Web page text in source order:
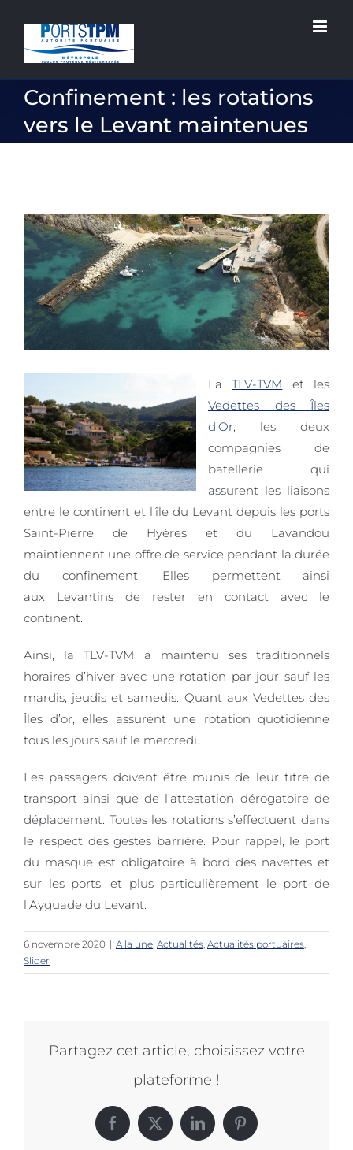
contenu
Confinement : les rotations
vers le Levant maintenues
Voir
l'image
agrandie
LaTLV-TVM et les
Vedettes des Îles
d’Or, les deux
compagnies de
batellerie qui
assurent les liaisons
entre le continent et l’île du Levant depuis les ports
Saint-Pierre de Hyères et du Lavandou
maintiennent une offre de service pendant la durée
du confinement. Elles permettent ainsi
aux Levantins de rester en contact avec le
continent.
Ainsi, la TLV-TVM a maintenu ses traditionnels
horaires d’hiver avec une rotation par jour sauf les
mardis, jeudis et samedis. Quant aux Vedettes des
Îles d’or, elles assurent une rotation quotidienne
tous les jours sauf le mercredi.
Les passagers doivent être munis de leur titre de
transport ainsi que de l’attestation dérogatoire de
déplacement. Toutes les rotations s’effectuent dans
le respect des gestes barrière. Pour rappel, le port
du masque est obligatoire à bord des navettes et
sur les ports, et plus particulièrement le port de
l’Ayguade du Levant.
6 novembre 2020 | A la une, Actualités, Actualités portuaires,
Slider
Partagez cet article, choisissez votre
plateforme !
Facebook
X LinkedInPinterest